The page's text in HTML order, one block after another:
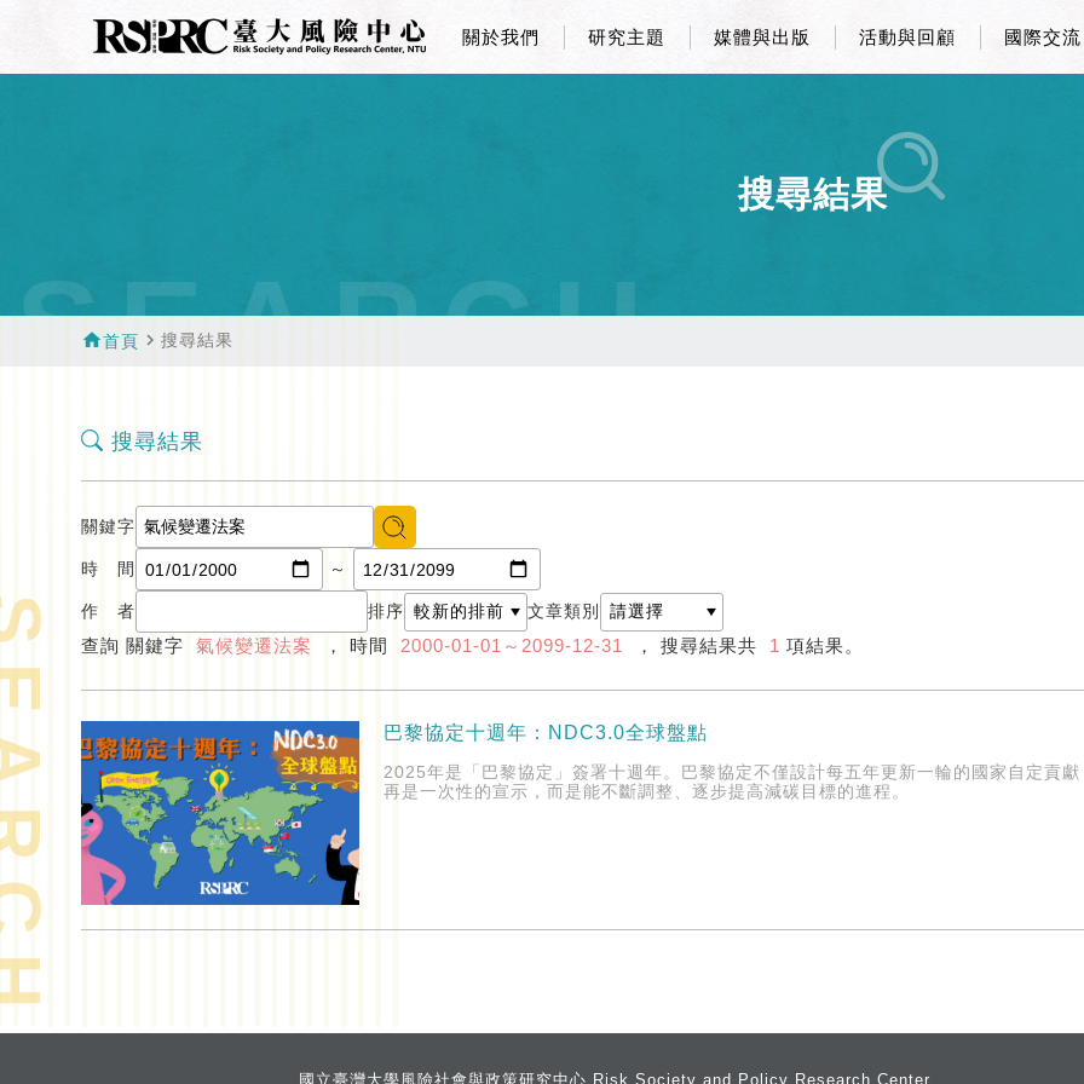
關於我們 研究主題 媒體與出版 活動與回顧 國際交流
搜尋結果
SEARCH
home首頁 navigate_next搜尋結果
搜尋結果
關鍵字
時 間 ～
作 者 排序 文章類別
查詢 關鍵字氣候變遷法案 ， 時間 2000-01-01～2099-12-31 ， 搜尋結果共 1 項結果。
巴黎協定十週年：NDC3.0全球盤點
2025年是「巴黎協定」簽署十週年。巴黎協定不僅設計每五年更新一輪的國家自定貢
再是一次性的宣示，而是能不斷調整、逐步提高減碳目標的進程。
國立臺灣大學風險社會與政策研究中心 Risk Society and Policy Research Center,